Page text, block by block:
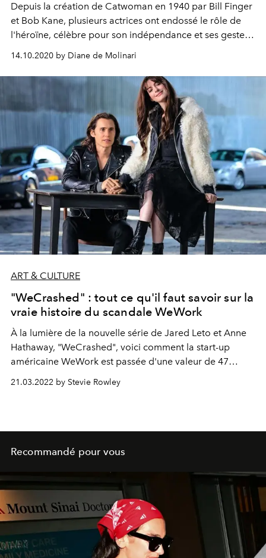
Depuis la création de Catwoman en 1940 par Bill Finger
et Bob Kane, plusieurs actrices ont endossé le rôle de
l'héroïne, célèbre pour son indépendance et ses gestes
félins, au cinéma. Alors que les premières images de
Zoë Kravitz dans le dernier "Batman" viennent d’être
dévoilées, retour sur celles qui ont incarné ce
personnage iconique devant la caméra.
14.10.2020 by Diane de Molinari
ART & CULTURE
"WeCrashed" : tout ce qu'il faut savoir sur la
vraie histoire du scandale WeWork
À la lumière de la nouvelle série de Jared Leto et Anne
Hathaway, "WeCrashed", voici comment la start-up
américaine WeWork est passée d'une valeur de 47
milliards de dollars à la faillite en moins d'un an.
21.03.2022 by Stevie Rowley
Recommandé pour vous